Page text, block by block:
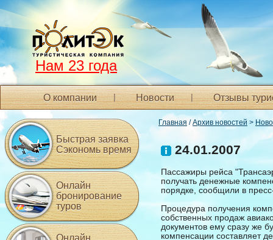
Нам 23 года
О компании Новости Отзывы
Главная /Архив новостей >
24.01.2007
Пассажиры рейса
получать денежные
порядке, сообщили в
Процедура получения
собственных продаж
документов ему сразу же
компенсации составляет
Быстрая заявка
Сэкономь время
Онлайн
бронирование
туров
Онлайн